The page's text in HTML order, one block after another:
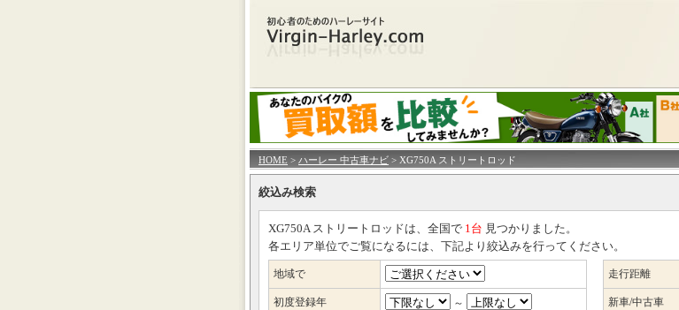
HOME > ハーレー 中古車ナビ > XG750A ストリートロッド
絞込み検索
XG750A ストリートロッドは、全国で 1台 見つかりました。
各エリア単位でご覧になるには、下記より絞込みを行ってください。
地域で
初度登録年 ～
走行距離
新車/中古車